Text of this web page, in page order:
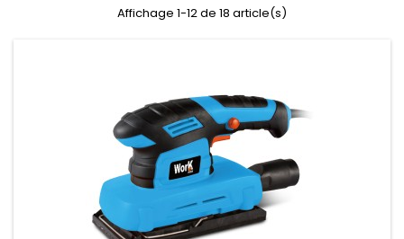
Affichage 1-12 de 18 article(s)